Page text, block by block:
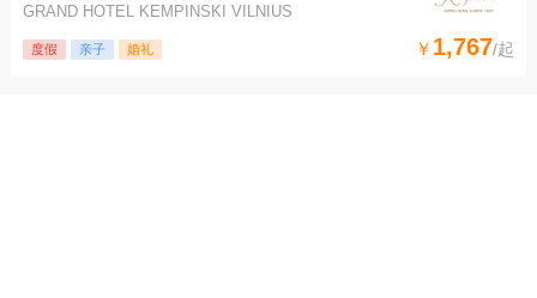
GRAND HOTEL KEMPINSKI VILNIUS
度假 亲子 婚礼 ￥ 1,767/起